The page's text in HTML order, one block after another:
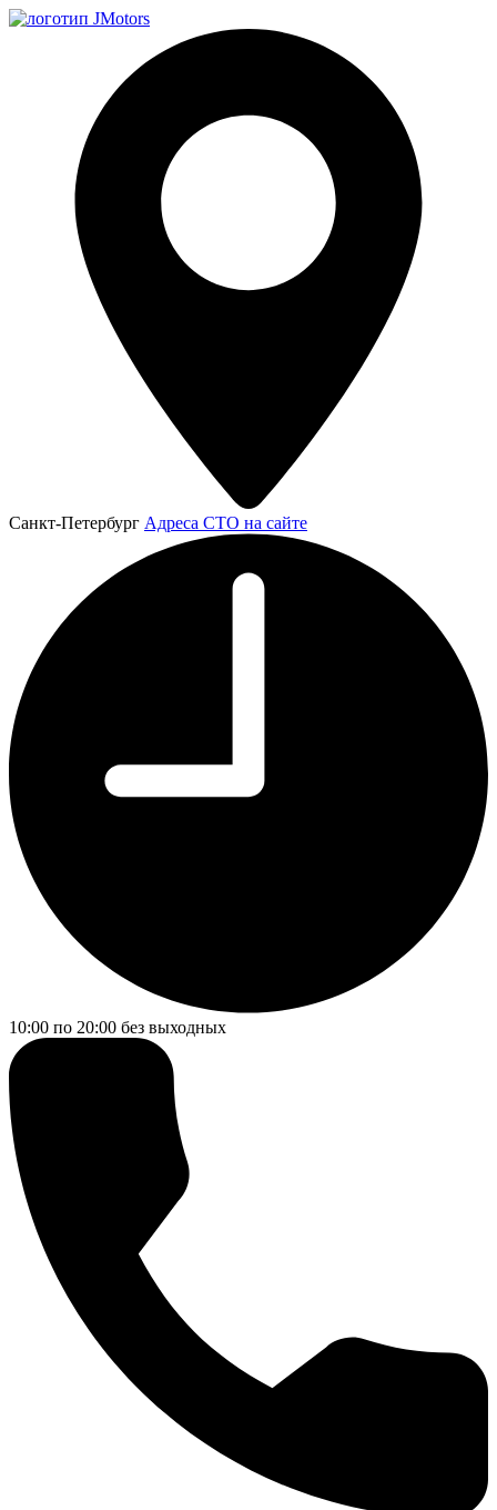
Санкт-Петербург Адреса СТО на сайте
10:00 по 20:00 без выходных